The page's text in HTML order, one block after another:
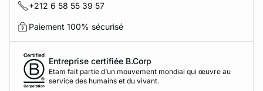
+212 6 58 55 39 57
Paiement 100% sécurisé
Entreprise certifiée B.Corp
Etam fait partie d’un mouvement mondial qui œuvre au
service des humains et du vivant.